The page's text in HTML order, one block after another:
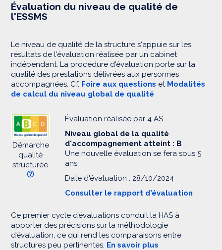
Évaluation du niveau de qualité de
l'ESSMS
Le niveau de qualité de la structure s'appuie sur les
résultats de l'évaluation réalisée par un cabinet
indépendant. La procédure d'évaluation porte sur la
qualité des prestations délivrées aux personnes
accompagnées. Cf. Foire aux questions et Modalités
de calcul du niveau global de qualité
Démarche
qualité
structurée
Évaluation réalisée par 4 AS
Niveau global de la qualité
d'accompagnement atteint : B
Une nouvelle évaluation se fera sous 5
ans
Date d'évaluation : 28/10/2024
Consulter le rapport d'évaluation
Ce premier cycle d’évaluations conduit la HAS à
apporter des précisions sur la méthodologie
d’évaluation, ce qui rend les comparaisons entre
structures peu pertinentes. En savoir plus